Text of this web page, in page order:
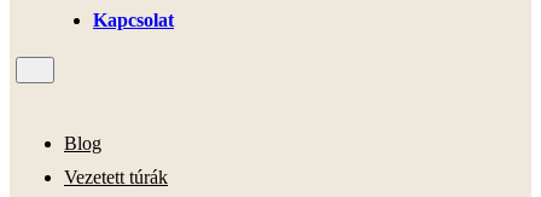
Kapcsolat
Blog
Vezetett túrák